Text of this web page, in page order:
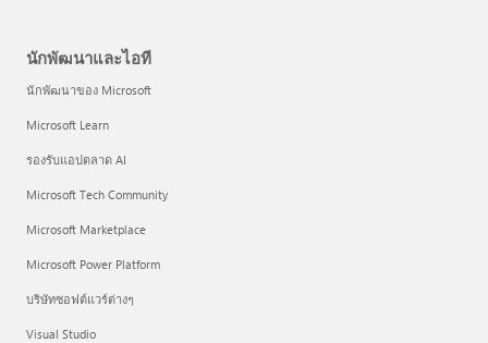
นักพัฒนาและไอที
นักพัฒนาของ Microsoft
Microsoft Learn
รองรับแอปตลาด AI
Microsoft Tech Community
Microsoft Marketplace
Microsoft Power Platform
บริษัทซอฟต์แวร์ต่างๆ
Visual Studio